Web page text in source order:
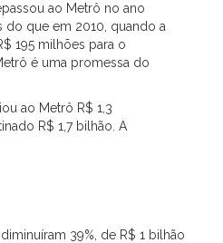
ao Metrô no ano
do que em 2010, quando a
195 milhões para o
é uma promessa do
ao Metrô R$ 1,3
R$ 1,7 bilhão. A
39%, de R$ 1 bilhão